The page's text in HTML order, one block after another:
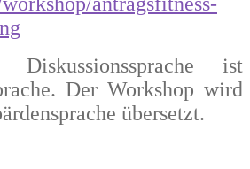
ist
Der Workshop wird
übersetzt.